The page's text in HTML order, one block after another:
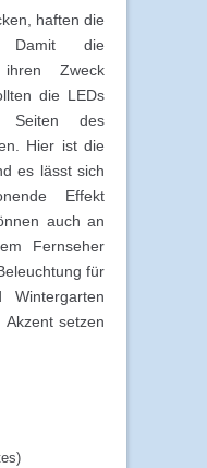
haften die
Damit die
ihren Zweck
die LEDs
des
Hier ist die
es lässt sich
Effekt
auch an
Fernseher
für
Wintergarten
Akzent setzen